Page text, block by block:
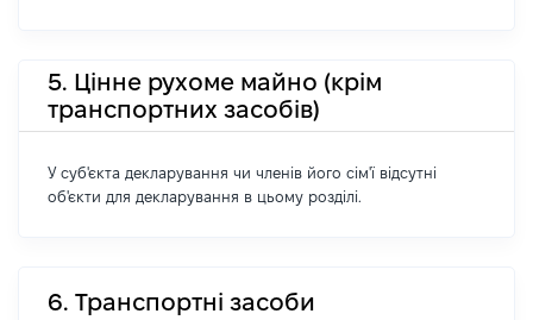
5. Цінне рухоме майно (крім
транспортних засобів)
У суб'єкта декларування чи членів його сім'ї відсутні
об'єкти для декларування в цьому розділі.
6. Транспортні засоби